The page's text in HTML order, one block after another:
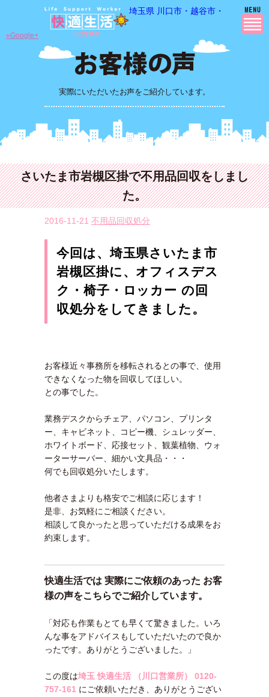
埼玉県 川口市・越谷市・さいたま
実際にいただいたお声をご紹介しています。
»Google+
さいたま市岩槻区掛で不用品回収をしまし
た。
2016-11-21 不用品回収処分
今回は、埼玉県さいたま市
岩槻区掛に、オフィスデス
ク・椅子・ロッカー の回
収処分をしてきました。
お客様近々事務所を移転されるとの事で、使用
できなくなった物を回収してほしい。
との事でした。
業務デスクからチェア、パソコン、プリンタ
ー、キャビネット、コピー機、シュレッダー、
ホワイトボード、応接セット、観葉植物、ウォ
ーターサーバー、細かい文具品・・・
何でも回収処分いたします。
他者さまよりも格安でご相談に応じます！
是非、お気軽にご相談ください。
相談して良かったと思っていただける成果をお
約束します。
快適生活では 実際にご依頼のあった お客
様の声をこちらでご紹介しています。
「対応も作業もとても早くて驚きました。いろ
んな事をアドバイスもしていただいたので良か
ったです。ありがとうございました。」
この度は埼玉 快適生活 （川口営業所）
0120-
757-161 にご依頼いただき、ありがとうござい